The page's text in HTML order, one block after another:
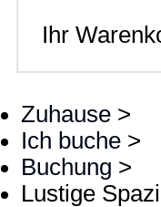
Ihr
Zuhause >
Ich buche >
Buchung >
Lustige